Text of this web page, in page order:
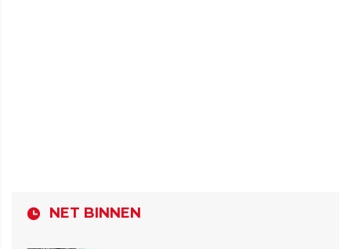
NET BINNEN